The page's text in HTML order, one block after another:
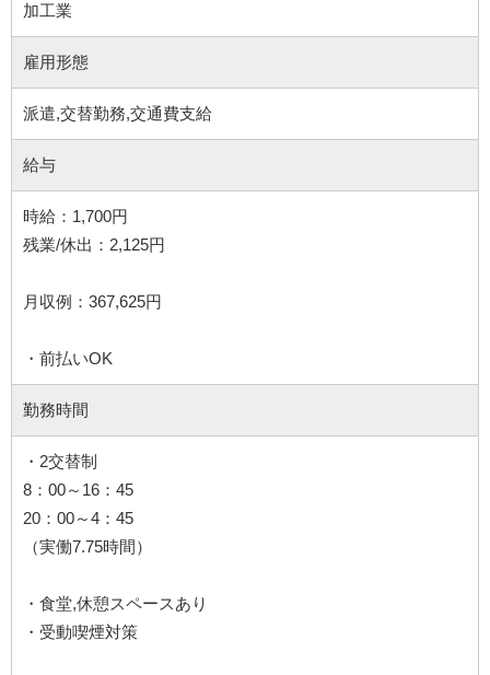
加工業
雇用形態
派遣,交替勤務,交通費支給
給与
時給：1,700円
残業/休出：2,125円
月収例：367,625円
・前払いOK
勤務時間
・2交替制
8：00～16：45
20：00～4：45
（実働7.75時間）
・食堂,休憩スペースあり
・受動喫煙対策